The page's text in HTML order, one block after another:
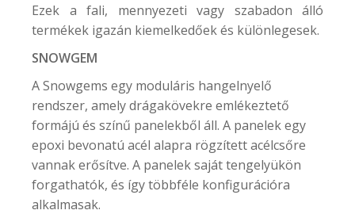
Ezek a fali, mennyezeti vagy szabadon álló
termékek igazán kiemelkedőek és különlegesek.
SNOWGEM
A Snowgems egy moduláris hangelnyelő
rendszer, amely drágakövekre emlékeztető
formájú és színű panelekből áll. A panelek egy
epoxi bevonatú acél alapra rögzített acélcsőre
vannak erősítve. A panelek saját tengelyükön
forgathatók, és így többféle konfigurációra
alkalmasak.